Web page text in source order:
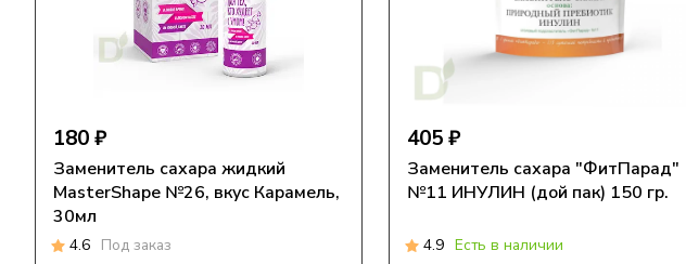
180 ₽
Заменитель сахара жидкий
MasterShape №26, вкус Карамель,
30мл
4.6 Под заказ
405 ₽
Заменитель сахара "ФитПарад"
№11 ИНУЛИН (дой пак) 150 гр.
4.9 Есть в наличии